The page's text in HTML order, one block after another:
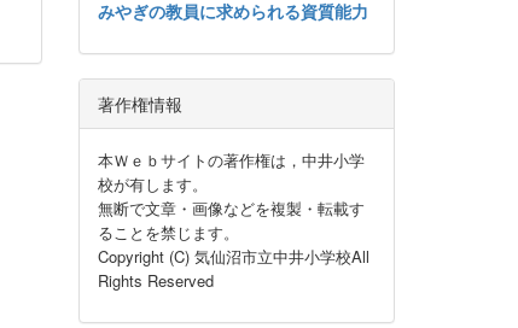
みやぎの教員に求められる資質能力
著作権情報
本Ｗｅｂサイトの著作権は，中井小学
校が有します。
無断で文章・画像などを複製・転載す
ることを禁じます。
Copyright (C) 気仙沼市立中井小学校All
Rights Reserved